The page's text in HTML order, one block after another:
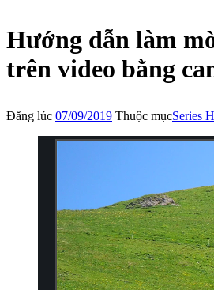
Hướng dẫn làm
trên video bằng
Đăng lúc 07/09/2019 Thuộc mụcSeries